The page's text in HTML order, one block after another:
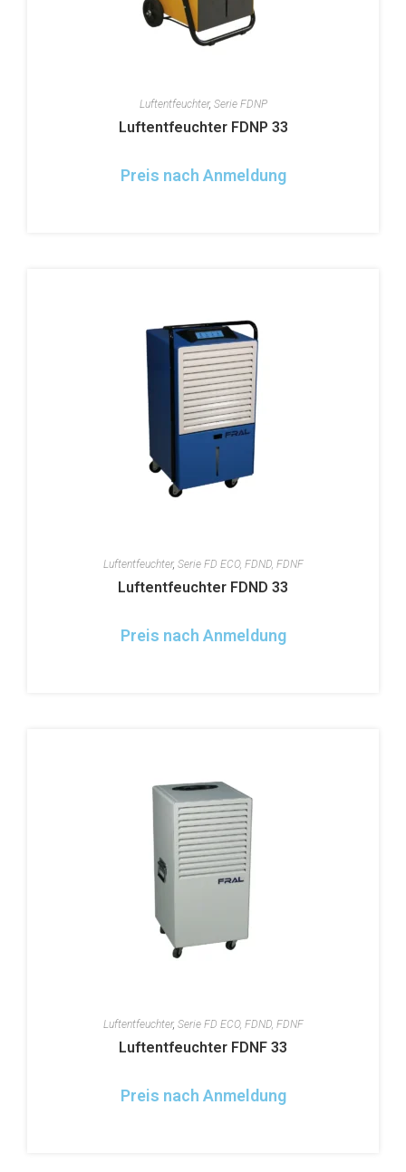
Luftentfeuchter, Serie FDNP
Luftentfeuchter FDNP 33
Preis nach Anmeldung
Luftentfeuchter, Serie FD ECO, FDND, FDNF
Luftentfeuchter FDND 33
Preis nach Anmeldung
Luftentfeuchter, Serie FD ECO, FDND, FDNF
Luftentfeuchter FDNF 33
Preis nach Anmeldung